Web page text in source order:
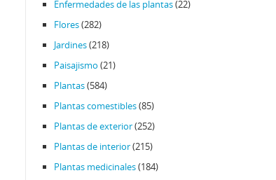
Enfermedades de las plantas(22)
Flores(282)
Jardines(218)
Paisajismo (21)
Plantas(584)
Plantas comestibles(85)
Plantas de exterior(252)
Plantas de interior(215)
Plantas medicinales(184)